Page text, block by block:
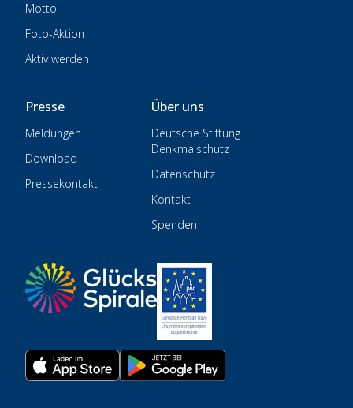
Motto
Foto-Aktion
Aktiv werden
Presse
Meldungen
Download
Pressekontakt
Über uns
Deutsche Stiftung
Denkmalschutz
Datenschutz
Kontakt
Spenden